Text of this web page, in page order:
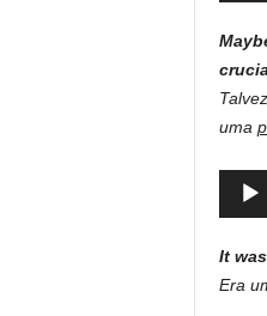
uma
Audio
It
Era